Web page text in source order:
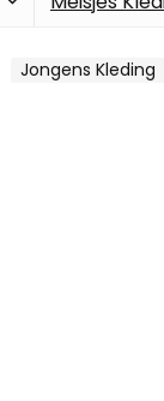
Jongens Kleding